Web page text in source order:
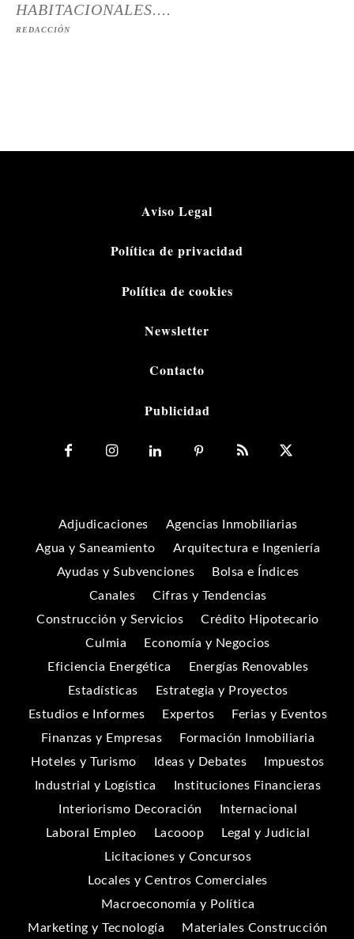
HABITACIONALES....
REDACCIÓN
Aviso Legal
Política de privacidad
Política de cookies
Newsletter
Contacto
Publicidad
Adjudicaciones
Agencias Inmobiliarias
Agua y Saneamiento
Arquitectura e Ingeniería
Ayudas y Subvenciones
Bolsa e Índices
Canales
Cifras y Tendencias
Construcción y Servicios
Crédito Hipotecario
Culmia
Economía y Negocios
Eficiencia Energética
Energías Renovables
Estadísticas
Estrategia y Proyectos
Estudios e Informes
Expertos
Ferias y Eventos
Finanzas y Empresas
Formación Inmobiliaria
Hoteles y Turismo
Ideas y Debates
Impuestos
Industrial y Logística
Instituciones Financieras
Interiorismo Decoración
Internacional
Laboral Empleo
Lacooop
Legal y Judicial
Licitaciones y Concursos
Locales y Centros Comerciales
Macroeconomía y Política
Marketing y Tecnología
Materiales Construcción